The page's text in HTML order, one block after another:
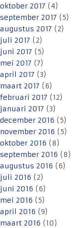
oktober 2017 (4)
september 2017 (5)
augustus 2017 (2)
juli 2017 (2)
juni 2017 (5)
mei 2017 (7)
april 2017 (3)
maart 2017 (6)
februari 2017 (12)
januari 2017 (3)
december 2016 (5)
november 2016 (5)
oktober 2016 (8)
september 2016 (8)
augustus 2016 (6)
juli 2016 (2)
juni 2016 (6)
mei 2016 (5)
april 2016 (9)
maart 2016 (10)